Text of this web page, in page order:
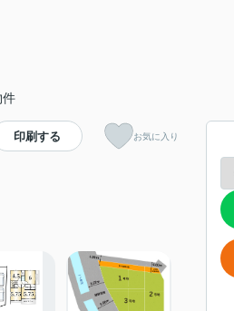
件
印刷する お気に入り